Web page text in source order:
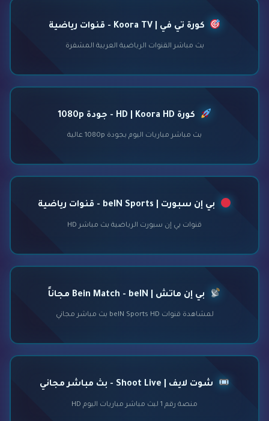
كورة تي في | Koora TV - قنوات رياضية
بث مباشر القنوات الرياضية العربية المشفرة
كورة HD | Koora HD - جودة 1080p
بث مباشر مباريات اليوم بجودة 1080p عالية
بي إن سبورت | beIN Sports - قنوات رياضية
قنوات بي إن سبورت الرياضية بث مباشر HD
بي إن ماتش | Bein Match - beIN مجاناً
لمشاهدة قنوات beIN Sports HD بث مباشر مجاني
شوت لايف | Shoot Live - بث مباشر مجاني
منصة رقم 1 لبث مباشر مباريات اليوم HD